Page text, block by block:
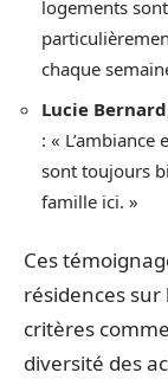
logements
chaque
Lucie Bernard
: «
sont toujours
famille ici. »
Ces
résidences
critères
diversité des